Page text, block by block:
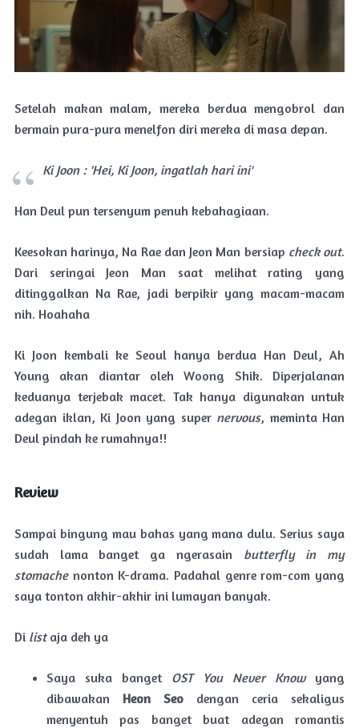
Setelah makan malam, mereka berdua mengobrol dan
bermain pura-pura menelfon diri mereka di masa depan.
Ki Joon : 'Hei, Ki Joon, ingatlah hari ini'
Han Deul pun tersenyum penuh kebahagiaan.
Keesokan harinya, Na Rae dan Jeon Man bersiap check out.
Dari seringai Jeon Man saat melihat rating yang
ditinggalkan Na Rae, jadi berpikir yang macam-macam
nih. Hoahaha
Ki Joon kembali ke Seoul hanya berdua Han Deul, Ah
Young akan diantar oleh Woong Shik. Diperjalanan
keduanya terjebak macet. Tak hanya digunakan untuk
adegan iklan, Ki Joon yang super nervous, meminta Han
Deul pindah ke rumahnya!!
Review
Sampai bingung mau bahas yang mana dulu. Serius saya
sudah lama banget ga ngerasain butterfly in my
stomachenonton K-drama. Padahal genre rom-com yang
saya tonton akhir-akhir ini lumayan banyak.
Di listaja deh ya
Saya suka banget OST You Never Knowyang
dibawakan Heon Seo dengan ceria sekaligus
menyentuh pas banget buat adegan romantis